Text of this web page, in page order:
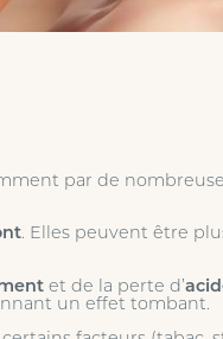
par de
. Elles peuvent être
et de la perte d’
un effet tombant.